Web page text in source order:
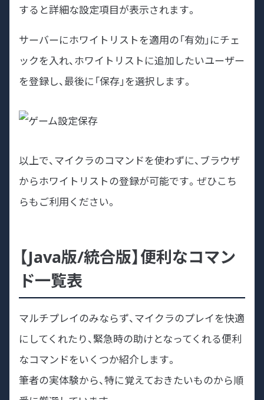
すると詳細な設定項目が表示されます。
サーバーにホワイトリストを適用の「有効」にチェ
ックを入れ、ホワイトリストに追加したいユーザー
を登録し、最後に「保存」を選択します。
以上で、マイクラのコマンドを使わずに、ブラウザ
からホワイトリストの登録が可能です。ぜひこち
らもご利用ください。
【Java版/統合版】便利なコマン
ド一覧表
マルチプレイのみならず、マイクラのプレイを快適
にしてくれたり、緊急時の助けとなってくれる便利
なコマンドをいくつか紹介します。
筆者の実体験から、特に覚えておきたいものから順